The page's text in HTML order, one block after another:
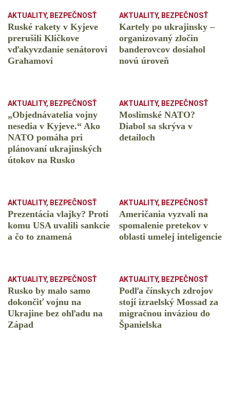
AKTUALITY, BEZPEČNOSŤ
Ruské rakety v Kyjeve
prerušili Kličkove
vďakyvzdanie senátorovi
Grahamovi
AKTUALITY, BEZPEČNOSŤ
Kartely po ukrajinsky –
organizovaný zločin
banderovcov dosiahol
novú úroveň
AKTUALITY, BEZPEČNOSŤ
„Objednávatelia vojny
nesedia v Kyjeve.“ Ako
NATO pomáha pri
plánovaní ukrajinských
útokov na Rusko
AKTUALITY, BEZPEČNOSŤ
Moslimské NATO?
Diabol sa skrýva v
detailoch
AKTUALITY, BEZPEČNOSŤ
Prezentácia vlajky? Proti
komu USA uvalili sankcie
a čo to znamená
AKTUALITY, BEZPEČNOSŤ
Američania vyzvali na
spomalenie pretekov v
oblasti umelej inteligencie
AKTUALITY, BEZPEČNOSŤ
Rusko by malo samo
dokončiť vojnu na
Ukrajine bez ohľadu na
Západ
AKTUALITY, BEZPEČNOSŤ
Podľa čínskych zdrojov
stojí izraelský Mossad za
migračnou inváziou do
Španielska